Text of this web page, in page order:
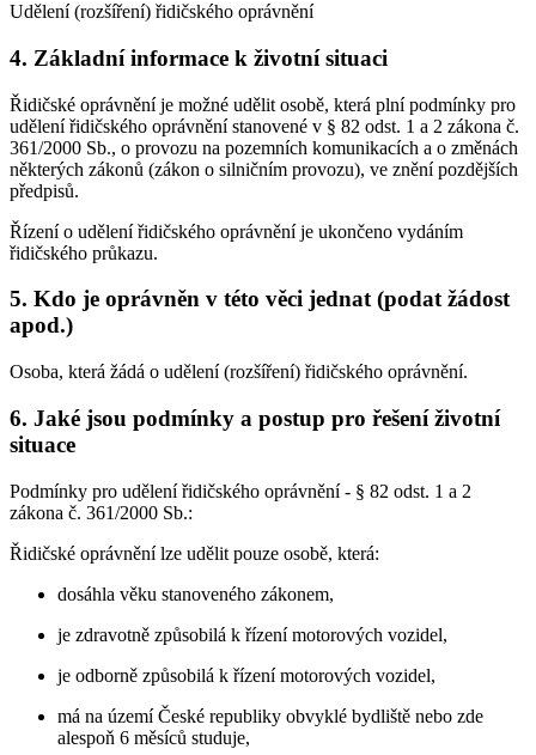
Udělení (rozšíření) řidičského oprávnění
4. Základní informace k životní situaci
Řidičské oprávnění je možné udělit osobě, která plní podmínky pro
udělení řidičského oprávnění stanovené v § 82 odst. 1 a 2 zákona č.
361/2000 Sb., o provozu na pozemních komunikacích a o změnách
některých zákonů (zákon o silničním provozu), ve znění pozdějších
předpisů.
Řízení o udělení řidičského oprávnění je ukončeno vydáním
řidičského průkazu.
5. Kdo je oprávněn v této věci jednat (podat žádost
apod.)
Osoba, která žádá o udělení (rozšíření) řidičského oprávnění.
6. Jaké jsou podmínky a postup pro řešení životní
situace
Podmínky pro udělení řidičského oprávnění - § 82 odst. 1 a 2
zákona č. 361/2000 Sb.:
Řidičské oprávnění lze udělit pouze osobě, která:
dosáhla věku stanoveného zákonem,
je zdravotně způsobilá k řízení motorových vozidel,
je odborně způsobilá k řízení motorových vozidel,
má na území České republiky obvyklé bydliště nebo zde
alespoň 6 měsíců studuje,